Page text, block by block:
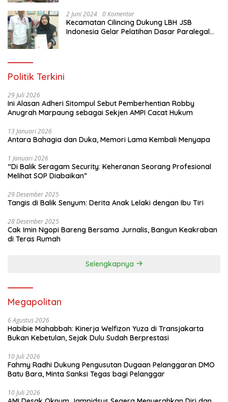
2 Juni 2024 0 Komentar
Kecamatan Cilincing Dukung LBH JSB
Indonesia Gelar Pelatihan Dasar Paralegal
Politik Terkini
29 Juli 2026
Ini Alasan Adheri Sitompul Sebut Pemberhentian Robby
Anugrah Marpaung sebagai Sekjen AMPI Cacat Hukum
13 Januari 2026
Antara Bahagia dan Duka, Memori Lama Kembali Menyapa
1 Januari 2026
“Di Balik Seragam Security: Keheranan Seorang Profesional
Melihat SOP Diabaikan”
29 Desember 2025
Tangis di Balik Senyum: Derita Anak Lelaki dengan Ibu Tiri
28 Desember 2025
Cak Imin Ngopi Bareng Bersama Jurnalis, Bangun Keakraban
di Teras Rumah
Selengkapnya
Megapolitan
6 Agustus 2026
Habibie Mahabbah: Kinerja Welfizon Yuza di Transjakarta
Bukan Kebetulan, Sejak Dulu Sudah Berprestasi
10 Juli 2026
Fahmy Radhi Dukung Pengusutan Dugaan Pelanggaran DMO
Batu Bara, Minta Sanksi Tegas bagi Pelanggar
10 Juli 2026